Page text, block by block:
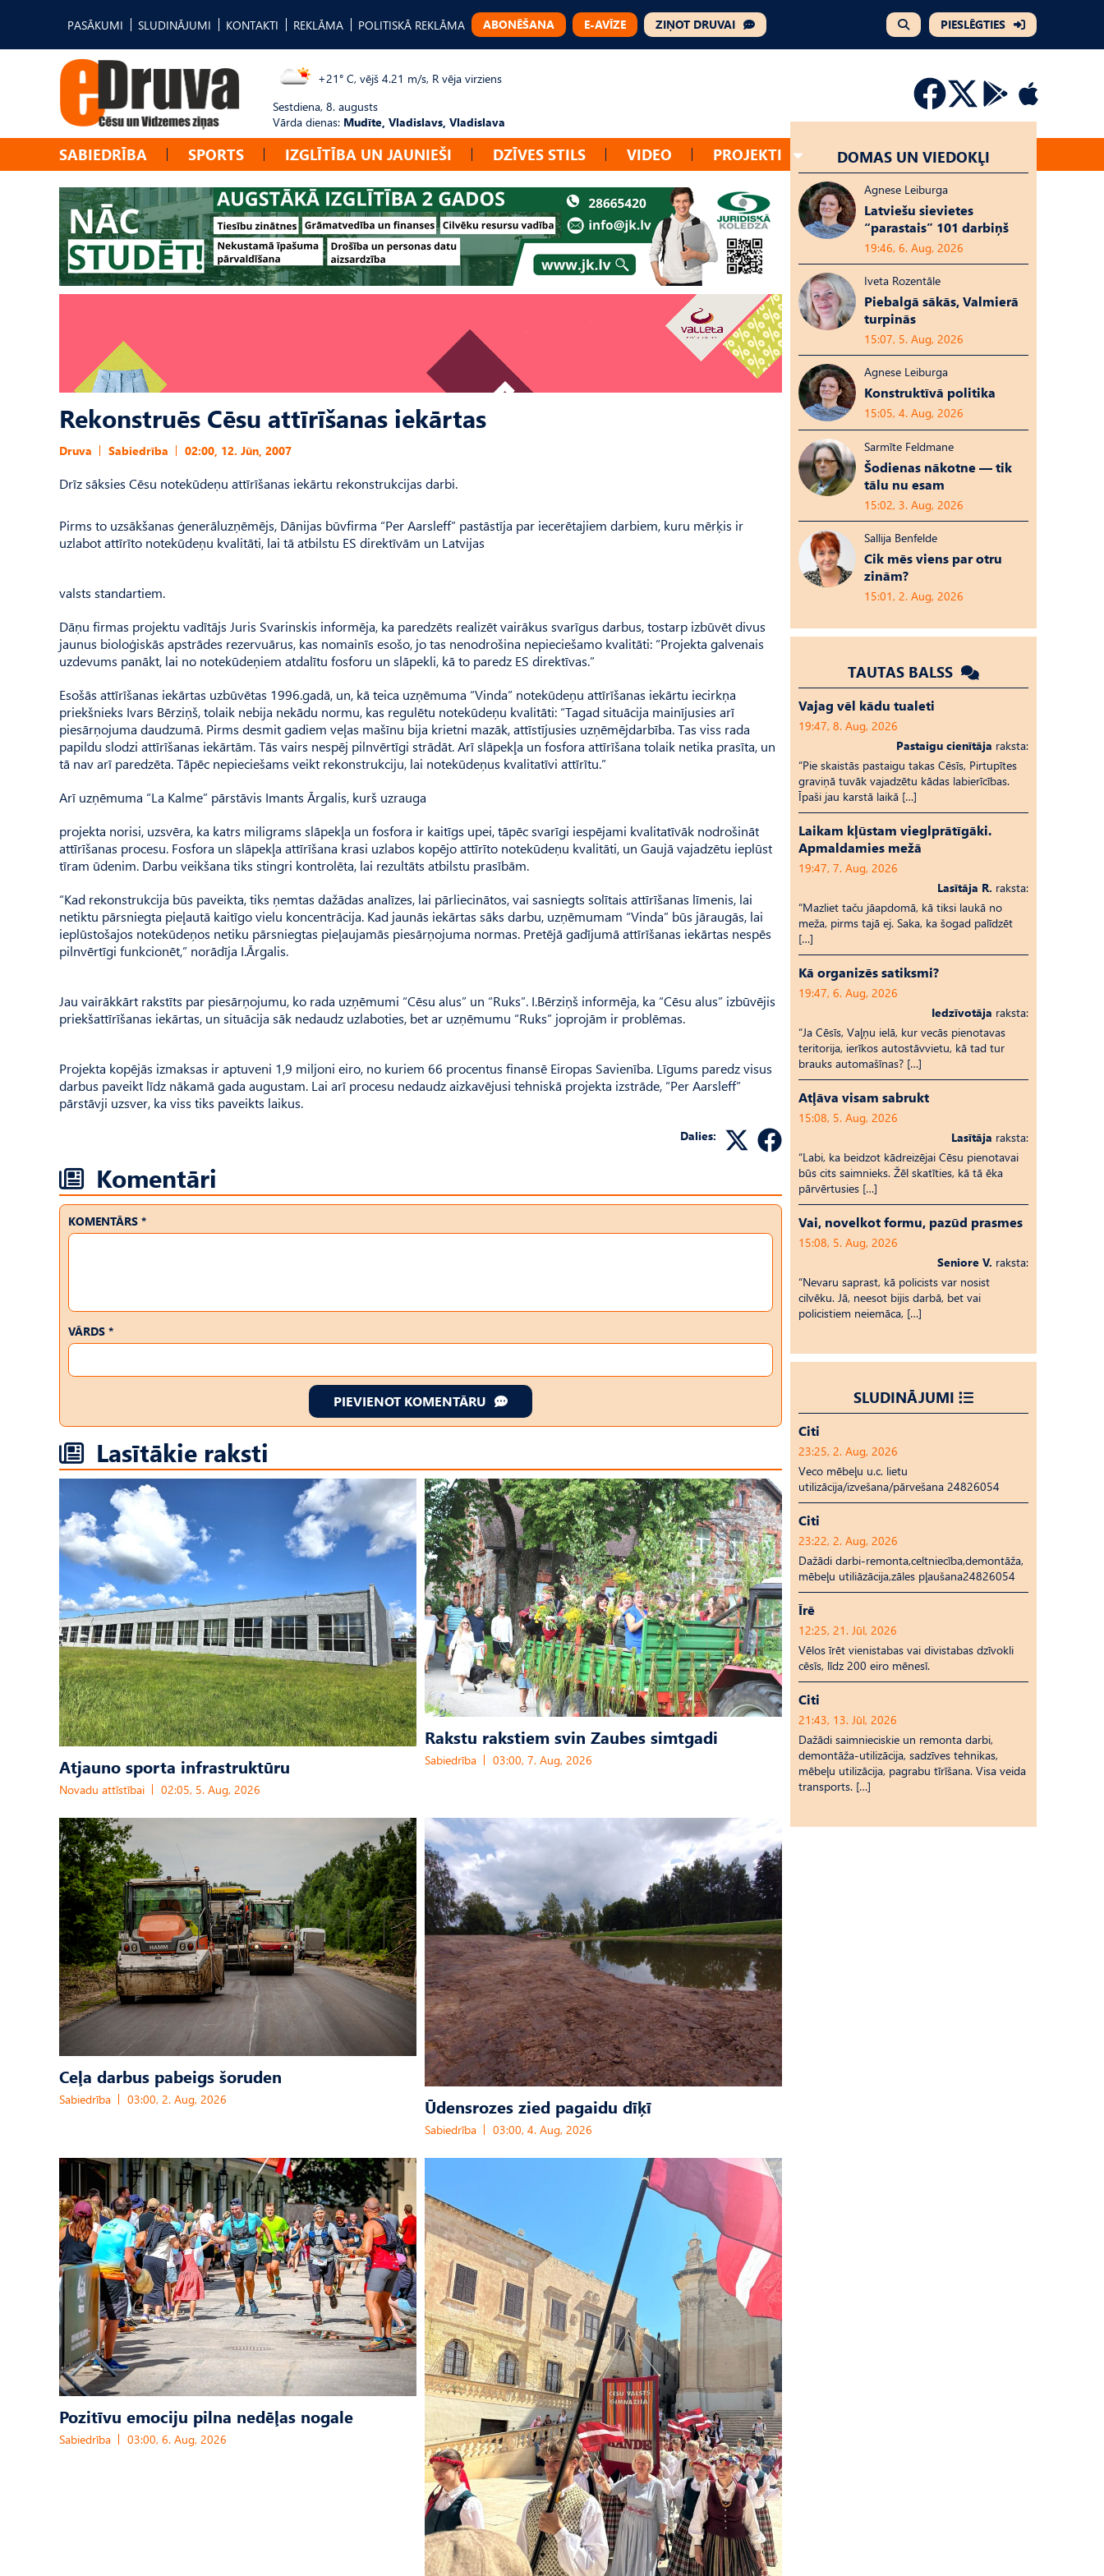
PASĀKUMI SLUDINĀJUMI KONTAKTI REKLĀMA POLITISKĀ REKLĀMA ABONĒŠANA E-AVĪZE ZIŅOT DRUVAI PIESLĒGTIES
+21° C, vējš 4.21 m/s, R vēja virziens
Sestdiena, 8. augusts
Vārda dienas: Mudīte, Vladislavs, Vladislava
SABIEDRĪBA SPORTS IZGLĪTĪBA UN JAUNIEŠI DZĪVES STILS VIDEO PROJEKTI
Rekonstruēs Cēsu attīrīšanas iekārtas
Druva Sabiedrība 02:00, 12. Jūn, 2007
Drīz sāksies Cēsu notekūdeņu attīrīšanas iekārtu rekonstrukcijas darbi.
Pirms to uzsākšanas ģenerāluzņēmējs, Dānijas būvfirma “Per Aarsleff” pastāstīja par iecerētajiem darbiem, kuru mērķis ir
uzlabot attīrīto notekūdeņu kvalitāti, lai tā atbilstu ES direktīvām un Latvijas
valsts standartiem.
Dāņu firmas projektu vadītājs Juris Svarinskis informēja, ka paredzēts realizēt vairākus svarīgus darbus, tostarp izbūvēt divus
jaunus bioloģiskās apstrādes rezervuārus, kas nomainīs esošo, jo tas nenodrošina nepieciešamo kvalitāti: “Projekta galvenais
uzdevums panākt, lai no notekūdeņiem atdalītu fosforu un slāpekli, kā to paredz ES direktīvas.”
Esošās attīrīšanas iekārtas uzbūvētas 1996.gadā, un, kā teica uzņēmuma “Vinda” notekūdeņu attīrīšanas iekārtu iecirkņa
priekšnieks Ivars Bērziņš, tolaik nebija nekādu normu, kas regulētu notekūdeņu kvalitāti: “Tagad situācija mainījusies arī
piesārņojuma daudzumā. Pirms desmit gadiem veļas mašīnu bija krietni mazāk, attīstījusies uzņēmējdarbība. Tas viss rada
papildu slodzi attīrīšanas iekārtām. Tās vairs nespēj pilnvērtīgi strādāt. Arī slāpekļa un fosfora attīrīšana tolaik netika prasīta, un
tā nav arī paredzēta. Tāpēc nepieciešams veikt rekonstrukciju, lai notekūdeņus kvalitatīvi attīrītu.”
Arī uzņēmuma “La Kalme” pārstāvis Imants Ārgalis, kurš uzrauga
projekta norisi, uzsvēra, ka katrs miligrams slāpekļa un fosfora ir kaitīgs upei, tāpēc svarīgi iespējami kvalitatīvāk nodrošināt
attīrīšanas procesu. Fosfora un slāpekļa attīrīšana krasi uzlabos kopējo attīrīto notekūdeņu kvalitāti, un Gaujā vajadzētu ieplūst
tīram ūdenim. Darbu veikšana tiks stingri kontrolēta, lai rezultāts atbilstu prasībām.
“Kad rekonstrukcija būs paveikta, tiks ņemtas dažādas analīzes, lai pārliecinātos, vai sasniegts solītais attīrīšanas līmenis, lai
netiktu pārsniegta pieļautā kaitīgo vielu koncentrācija. Kad jaunās iekārtas sāks darbu, uzņēmumam “Vinda” būs jāraugās, lai
ieplūstošajos notekūdeņos netiku pārsniegtas pieļaujamās piesārņojuma normas. Pretējā gadījumā attīrīšanas iekārtas nespēs
pilnvērtīgi funkcionēt,” norādīja I.Ārgalis.
Jau vairākkārt rakstīts par piesārņojumu, ko rada uzņēmumi “Cēsu alus” un “Ruks”. I.Bērziņš informēja, ka “Cēsu alus” izbūvējis
priekšattīrīšanas iekārtas, un situācija sāk nedaudz uzlaboties, bet ar uzņēmumu “Ruks” joprojām ir problēmas.
Projekta kopējās izmaksas ir aptuveni 1,9 miljoni eiro, no kuriem 66 procentus finansē Eiropas Savienība. Līgums paredz visus
darbus paveikt līdz nākamā gada augustam. Lai arī procesu nedaudz aizkavējusi tehniskā projekta izstrāde, “Per Aarsleff”
pārstāvji uzsver, ka viss tiks paveikts laikus.
Dalies:
Komentāri
KOMENTĀRS *
VĀRDS *
PIEVIENOT KOMENTĀRU
Lasītākie raksti
Atjauno sporta infrastruktūru
Novadu attīstībai 02:05, 5. Aug, 2026
Rakstu rakstiem svin Zaubes simtgadi
Sabiedrība 03:00, 7. Aug, 2026
Ceļa darbus pabeigs šoruden
Sabiedrība 03:00, 2. Aug, 2026 Ūdensrozes zied pagaidu dīķī
Sabiedrība 03:00, 4. Aug, 2026
Pozitīvu emociju pilna nedēļas nogale
Sabiedrība 03:00, 6. Aug, 2026
DOMAS UN VIEDOKĻI
Agnese Leiburga
Latviešu sievietes
“parastais” 101 darbiņš
19:46, 6. Aug, 2026
Iveta Rozentāle
Piebalgā sākās, Valmierā
turpinās
15:07, 5. Aug, 2026
Agnese Leiburga
Konstruktīvā politika
15:05, 4. Aug, 2026
Sarmīte Feldmane
Šodienas nākotne — tik
tālu nu esam
15:02, 3. Aug, 2026
Sallija Benfelde
Cik mēs viens par otru
zinām?
15:01, 2. Aug, 2026
TAUTAS BALSS
Vajag vēl kādu tualeti
19:47, 8. Aug, 2026
Pastaigu cienītāja raksta:
“Pie skaistās pastaigu takas Cēsīs, Pirtupītes
graviņā tuvāk vajadzētu kādas labierīcības.
Īpaši jau karstā laikā […]
Laikam kļūstam vieglprātīgāki.
Apmaldamies mežā
19:47, 7. Aug, 2026
Lasītāja R. raksta:
“Mazliet taču jāapdomā, kā tiksi laukā no
meža, pirms tajā ej. Saka, ka šogad palīdzēt
[…]
Kā organizēs satiksmi?
19:47, 6. Aug, 2026
Iedzīvotāja raksta:
“Ja Cēsīs, Vaļņu ielā, kur vecās pienotavas
teritorija, ierīkos autostāvvietu, kā tad tur
brauks automašīnas? […]
Atļāva visam sabrukt
15:08, 5. Aug, 2026
Lasītāja raksta:
“Labi, ka beidzot kādreizējai Cēsu pienotavai
būs cits saimnieks. Žēl skatīties, kā tā ēka
pārvērtusies […]
Vai, novelkot formu, pazūd prasmes
15:08, 5. Aug, 2026
Seniore V. raksta:
“Nevaru saprast, kā policists var nosist
cilvēku. Jā, neesot bijis darbā, bet vai
policistiem neiemāca, […]
SLUDINĀJUMI
Citi
23:25, 2. Aug, 2026
Veco mēbeļu u.c. lietu
utilizācija/izvešana/pārvešana 24826054
Citi
23:22, 2. Aug, 2026
Dažādi darbi-remonta,celtniecība,demontāža,
mēbeļu utiliāzācija,zāles pļaušana24826054
Īrē
12:25, 21. Jūl, 2026
Vēlos īrēt vienistabas vai divistabas dzīvokli
cēsīs, līdz 200 eiro mēnesī.
Citi
21:43, 13. Jūl, 2026
Dažādi saimnieciskie un remonta darbi,
demontāža-utilizācija, sadzīves tehnikas,
mēbeļu utilizācija, pagrabu tīrīšana. Visa veida
transports. […]